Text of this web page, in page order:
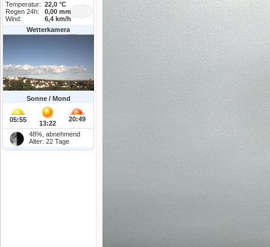
Temperatur:
22,0 °C
Regen 24h:
0,00 mm
Wind:
6,4 km/h
Wetterkamera
Sonne / Mond
05:55 13:22
20:49
48%, abnehmend
Alter: 22 Tage